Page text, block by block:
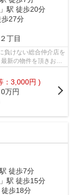
」駅 徒歩20分
歩27分
２丁目
負けない総合仲介店を
新の物件を頂きお客
：3,000円 )
0万円
駅 徒歩7分
」駅 徒歩15分
徒歩18分